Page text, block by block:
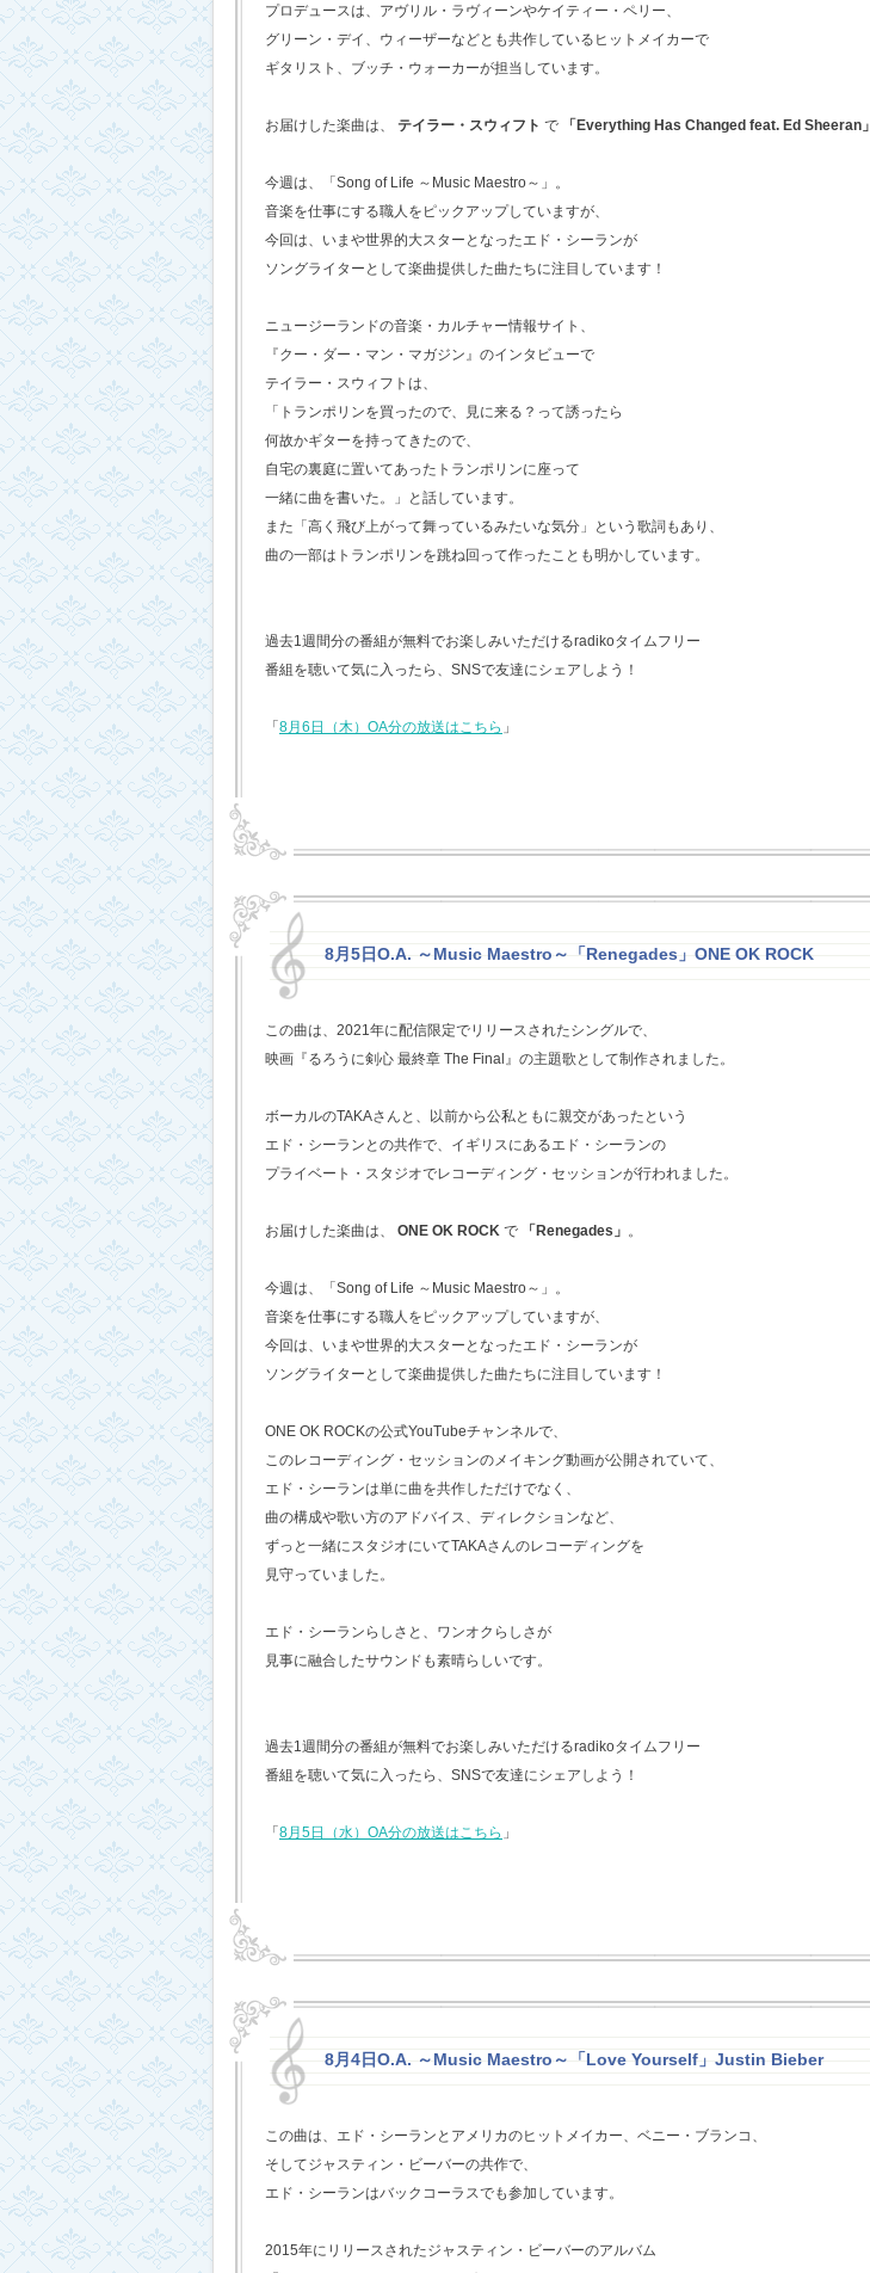
プロデュースは、アヴリル・ラヴィーンやケイティー・ペリー、
グリーン・デイ、ウィーザーなどとも共作しているヒットメイカーで
ギタリスト、ブッチ・ウォーカーが担当しています。
お届けした楽曲は、 テイラー・スウィフト で 「Everything Has Changed feat. Ed Sheeran」
今週は、「Song of Life ～Music Maestro～」。
音楽を仕事にする職人をピックアップしていますが、
今回は、いまや世界的大スターとなったエド・シーランが
ソングライターとして楽曲提供した曲たちに注目しています！
ニュージーランドの音楽・カルチャー情報サイト、
『クー・ダー・マン・マガジン』のインタビューで
テイラー・スウィフトは、
「トランポリンを買ったので、見に来る？って誘ったら
何故かギターを持ってきたので、
自宅の裏庭に置いてあったトランポリンに座って
一緒に曲を書いた。」と話しています。
また「高く飛び上がって舞っているみたいな気分」という歌詞もあり、
曲の一部はトランポリンを跳ね回って作ったことも明かしています。
過去1週間分の番組が無料でお楽しみいただけるradikoタイムフリー
番組を聴いて気に入ったら、SNSで友達にシェアしよう！
「 8月6日（木）OA分の放送はこちら 」
8月5日O.A. ～Music Maestro～「Renegades」ONE OK ROCK
この曲は、2021年に配信限定でリリースされたシングルで、
映画『るろうに剣心 最終章 The Final』の主題歌として制作されました。
ボーカルのTAKAさんと、以前から公私ともに親交があったという
エド・シーランとの共作で、イギリスにあるエド・シーランの
プライベート・スタジオでレコーディング・セッションが行われました。
お届けした楽曲は、 ONE OK ROCK で 「Renegades」 。
今週は、「Song of Life ～Music Maestro～」。
音楽を仕事にする職人をピックアップしていますが、
今回は、いまや世界的大スターとなったエド・シーランが
ソングライターとして楽曲提供した曲たちに注目しています！
ONE OK ROCKの公式YouTubeチャンネルで、
このレコーディング・セッションのメイキング動画が公開されていて、
エド・シーランは単に曲を共作しただけでなく、
曲の構成や歌い方のアドバイス、ディレクションなど、
ずっと一緒にスタジオにいてTAKAさんのレコーディングを
見守っていました。
エド・シーランらしさと、ワンオクらしさが
見事に融合したサウンドも素晴らしいです。
過去1週間分の番組が無料でお楽しみいただけるradikoタイムフリー
番組を聴いて気に入ったら、SNSで友達にシェアしよう！
「 8月5日（水）OA分の放送はこちら 」
8月4日O.A. ～Music Maestro～「Love Yourself」Justin Bieber
この曲は、エド・シーランとアメリカのヒットメイカー、ベニー・ブランコ、
そしてジャスティン・ビーバーの共作で、
エド・シーランはバックコーラスでも参加しています。
2015年にリリースされたジャスティン・ビーバーのアルバム